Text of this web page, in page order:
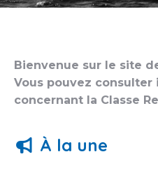
Bienvenue sur le site de
Vous pouvez
concernant la Classe
À la une